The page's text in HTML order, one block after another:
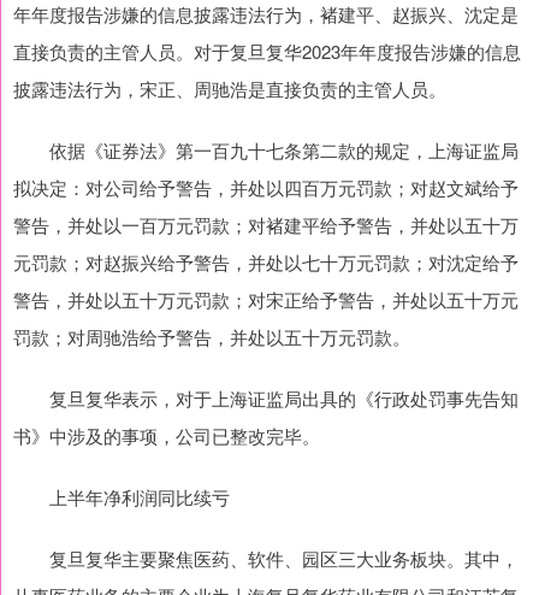
年年度报告涉嫌的信息披露违法行为，褚建平、赵振兴、沈定是
直接负责的主管人员。对于复旦复华2023年年度报告涉嫌的信息
披露违法行为，宋正、周驰浩是直接负责的主管人员。
依据《证券法》第一百九十七条第二款的规定，上海证监局
拟决定：对公司给予警告，并处以四百万元罚款；对赵文斌给予
警告，并处以一百万元罚款；对褚建平给予警告，并处以五十万
元罚款；对赵振兴给予警告，并处以七十万元罚款；对沈定给予
警告，并处以五十万元罚款；对宋正给予警告，并处以五十万元
罚款；对周驰浩给予警告，并处以五十万元罚款。
复旦复华表示，对于上海证监局出具的《行政处罚事先告知
书》中涉及的事项，公司已整改完毕。
上半年净利润同比续亏
复旦复华主要聚焦医药、软件、园区三大业务板块。其中，